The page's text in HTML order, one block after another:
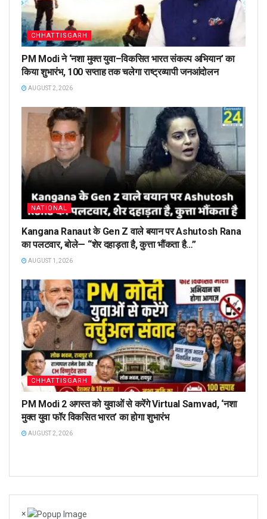
CHHATTISGARH
PM Modi ने ‘नशा मुक्त युवा–विकसित भारत संकल्प अभियान’ का
किया शुभारंभ, 100 सप्ताह तक चलेगा राष्ट्रव्यापी जनआंदोलन
AUGUST 2, 2026
NATIONAL
Kangana Ranaut के Gen Z वाले बयान पर Ashutosh Rana
का पलटवार, बोले— “शेर दहाड़ता है, कुत्ता भौंकता है…”
AUGUST 1, 2026
CHHATTISGARH
PM Modi 2 अगस्त को युवाओं से करेंगे Virtual Samvad, ‘नशा
मुक्त युवा फॉर विकसित भारत’ का होगा शुभारंभ
AUGUST 2, 2026
×